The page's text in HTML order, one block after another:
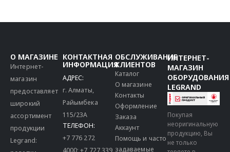
О МАГАЗИНЕ
Интернет-
магазин
предоставляет
широкий
ассортимент
продукции
Legrand:
КОНТАКТНАЯ
ИНФОРМАЦИЯ
АДРЕС:
г. Алматы,
Райымбека
115/23A
ТЕЛЕФОН:
+7 776 272
ОБСЛУЖИВАНИЕ
КЛИЕНТОВ
Каталог
О магазине
Контакты
Оформление
Заказа
Аккаунт
Помощь и часто
задаваемые
ИНТЕРНЕТ-
МАГАЗИН
ОБОРУДОВАНИЯ
LEGRAND
Покупая
неоригинальную
продукцию, Вы
не только